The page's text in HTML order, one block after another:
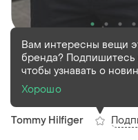
Деактивирован1 шт
Поло tommy
розмір 3xl на
Tommy Hilfiger
Вам интересны вещи
бренда? Подпишитесь
чтобы узнавать о
Хорошо